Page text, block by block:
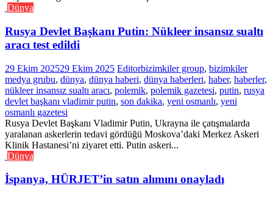
Dünya
Rusya Devlet Başkanı Putin: Nükleer insansız sualtı
aracı test edildi
29 Ekim 202529 Ekim 2025 Editorbizimkiler group, bizimkiler
medya grubu, dünya, dünya haberi, dünya haberleri, haber, haberler,
nükleer insansız sualtı aracı, polemik, polemik gazetesi, putin, rusya
devlet başkanı vladimir putin, son dakika, yeni osmanlı, yeni
osmanlı gazetesi
Rusya Devlet Başkanı Vladimir Putin, Ukrayna ile çatışmalarda
yaralanan askerlerin tedavi gördüğü Moskova’daki Merkez Askeri
Klinik Hastanesi’ni ziyaret etti. Putin askeri...
Dünya
İspanya, HÜRJET’in satın alımını onayladı